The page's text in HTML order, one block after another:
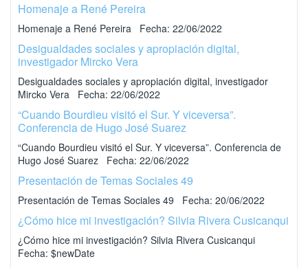
Homenaje a René Pereira
Homenaje a René Pereira Fecha: 22/06/2022
Desigualdades sociales y apropiación digital,
investigador Mircko Vera
Desigualdades sociales y apropiación digital, investigador
Mircko Vera Fecha: 22/06/2022
“Cuando Bourdieu visitó el Sur. Y viceversa”.
Conferencia de Hugo José Suarez
“Cuando Bourdieu visitó el Sur. Y viceversa”. Conferencia de
Hugo José Suarez Fecha: 22/06/2022
Presentación de Temas Sociales 49
Presentación de Temas Sociales 49 Fecha: 20/06/2022
¿Cómo hice mi investigación? Silvia Rivera Cusicanqui
¿Cómo hice mi investigación? Silvia Rivera Cusicanqui
Fecha: $newDate